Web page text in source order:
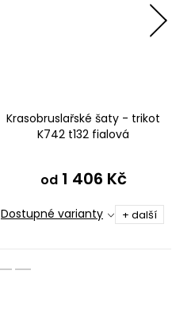
Krasobruslařské šaty - trikot
K742 t132 fialová
od1 406 Kč
Dostupné varianty + další